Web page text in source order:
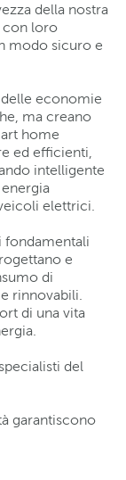
della nostra
con loro
modo sicuro e
economie
ma creano
home
ed efficienti,
intelligente
elettrici.
fondamentali
e
di
rinnovabili.
di una vita
del
garantiscono